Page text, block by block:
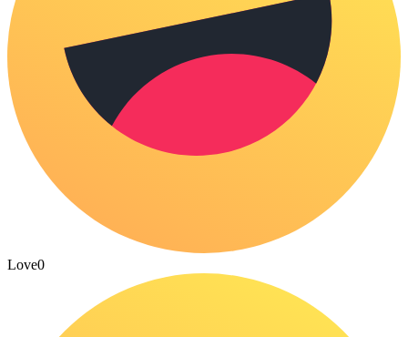
Love0